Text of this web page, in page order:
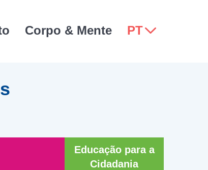
Corpo & Mente PT
Educação para a
Cidadania